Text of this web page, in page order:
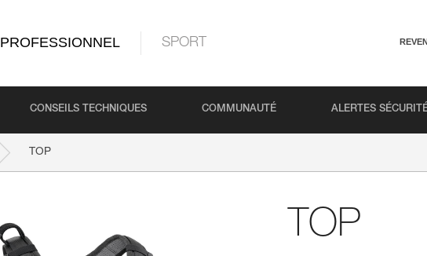
PROFESSIONNEL SPORT
CONSEILS TECHNIQUES COMMUNAUTÉ ALERTES
TOP
TOP